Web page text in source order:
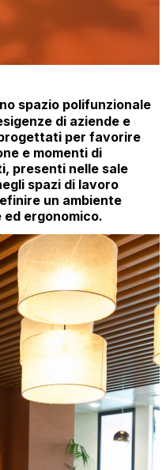
spazio polifunzionale
di aziende e
per favorire
e momenti di
presenti nelle sale
spazi di lavoro
un ambiente
ergonomico.